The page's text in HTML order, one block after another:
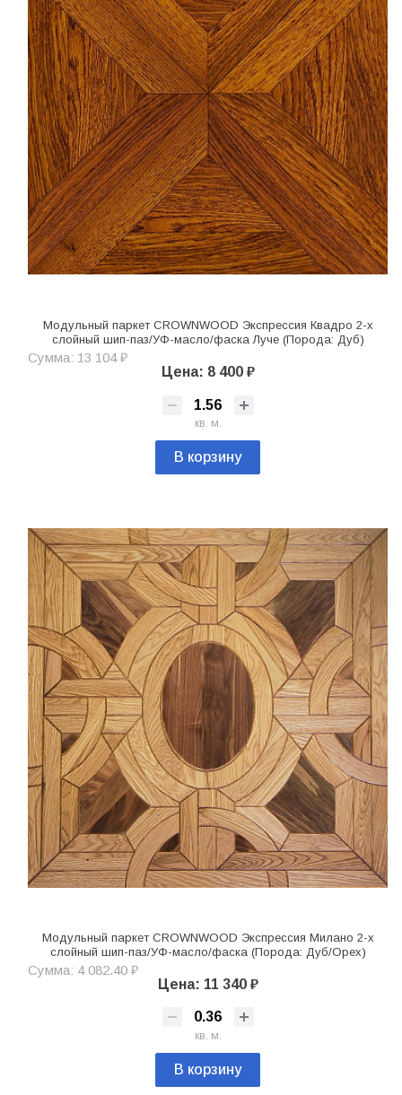
Модульный паркет CROWNWOOD Экспрессия Квадро 2-х
слойный шип-паз/УФ-масло/фаска Луче (Порода: Дуб)
Сумма: 13 104 ₽
Цена: 8 400 ₽
кв. м.
В корзину
Модульный паркет CROWNWOOD Экспрессия Милано 2-х
слойный шип-паз/УФ-масло/фаска (Порода: Дуб/Орех)
Сумма: 4 082.40 ₽
Цена: 11 340 ₽
кв. м.
В корзину